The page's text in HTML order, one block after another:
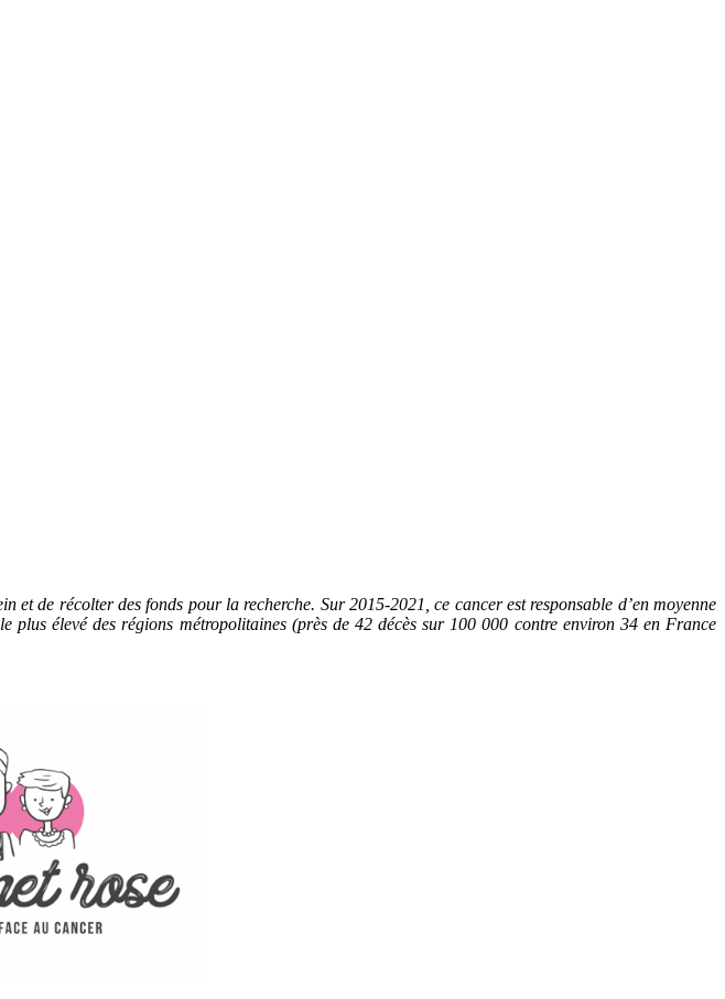
et de récolter des fonds pour la recherche. Sur 2015-2021, ce cancer est responsable d’en moyenne
élevé des régions métropolitaines (près de 42 décès sur 100 000 contre environ 34 en France